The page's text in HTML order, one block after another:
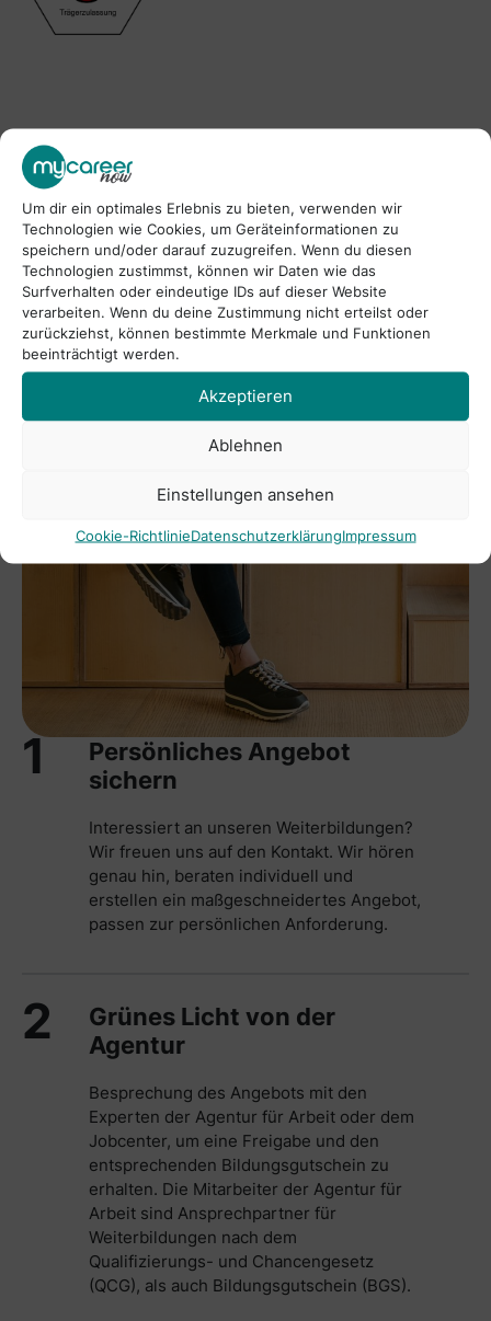
Um dir ein optimales Erlebnis zu bieten, verwenden wir
Technologien wie Cookies, um Geräteinformationen zu
speichern und/oder darauf zuzugreifen. Wenn du diesen
Technologien zustimmst, können wir Daten wie das
Surfverhalten oder eindeutige IDs auf dieser Website
verarbeiten. Wenn du deine Zustimmung nicht erteilst oder
zurückziehst, können bestimmte Merkmale und Funktionen
beeinträchtigt werden.
Akzeptieren
Ablehnen
Einstellungen ansehen
Cookie-RichtlinieDatenschutzerklärungImpressum
1
Persönliches Angebot
sichern
Interessiert an unseren Weiterbildungen?
Wir freuen uns auf den Kontakt. Wir hören
genau hin, beraten individuell und
erstellen ein maßgeschneidertes Angebot,
passen zur persönlichen Anforderung.
2
Grünes Licht von der
Agentur
Besprechung des Angebots mit den
Experten der Agentur für Arbeit oder dem
Jobcenter, um eine Freigabe und den
entsprechenden Bildungsgutschein zu
erhalten. Die Mitarbeiter der Agentur für
Arbeit sind Ansprechpartner für
Weiterbildungen nach dem
Qualifizierungs- und Chancengesetz
(QCG), als auch Bildungsgutschein (BGS).